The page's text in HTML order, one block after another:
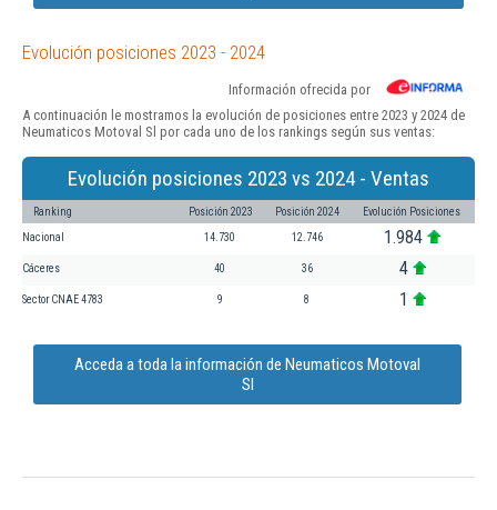
Evolución posiciones 2023 - 2024
Información ofrecida por
A continuación le mostramos la evolución de posiciones entre 2023 y 2024 de
Neumaticos Motoval Sl por cada uno de los rankings según sus ventas:
Evolución posiciones 2023 vs 2024 - Ventas
Ranking Posición 2023 Posición 2024 Evolución Posiciones
Nacional 14.730 12.746 1.984
Cáceres 40 36 4
Sector CNAE 4783 9 8 1
Acceda a toda la información de Neumaticos Motoval
Sl